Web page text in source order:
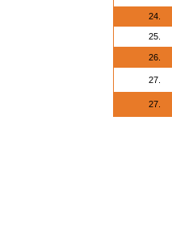
24.
25.
26.
27.
27.